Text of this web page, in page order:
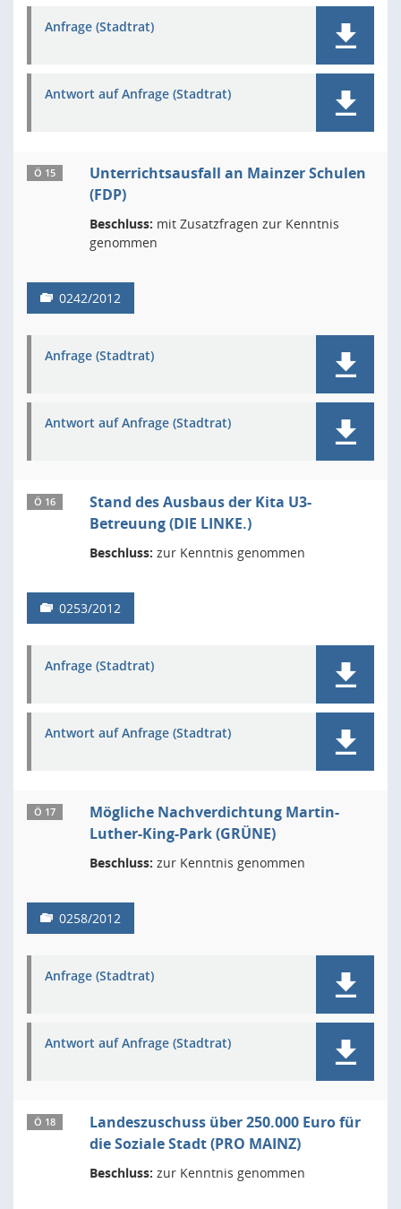
Anfrage (Stadtrat)
Antwort auf Anfrage (Stadtrat)
Ö 15
Unterrichtsausfall an Mainzer Schulen
(FDP)
Beschluss: mit Zusatzfragen zur Kenntnis
genommen
0242/2012
Anfrage (Stadtrat)
Antwort auf Anfrage (Stadtrat)
Ö 16
Stand des Ausbaus der Kita U3-
Betreuung (DIE LINKE.)
Beschluss: zur Kenntnis genommen
0253/2012
Anfrage (Stadtrat)
Antwort auf Anfrage (Stadtrat)
Ö 17
Mögliche Nachverdichtung Martin-
Luther-King-Park (GRÜNE)
Beschluss: zur Kenntnis genommen
0258/2012
Anfrage (Stadtrat)
Antwort auf Anfrage (Stadtrat)
Ö 18
Landeszuschuss über 250.000 Euro für
die Soziale Stadt (PRO MAINZ)
Beschluss: zur Kenntnis genommen